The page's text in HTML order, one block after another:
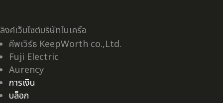
ลิงค์เว็บไซต์บริษัทในเครือ
คีพเวิร์ธ KeepWorth co.,Ltd.
Fuji Electric
Aurency
การเงิน
บล็อก